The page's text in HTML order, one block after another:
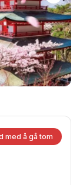
med å gå tom